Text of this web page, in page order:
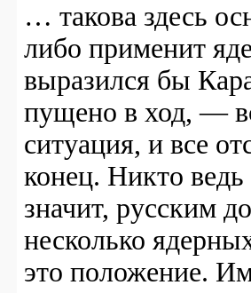
… такова здесь
либо применит
выразился бы
пущено в ход, —
ситуация, и все
конец. Никто
значит, русским
несколько
это положение.